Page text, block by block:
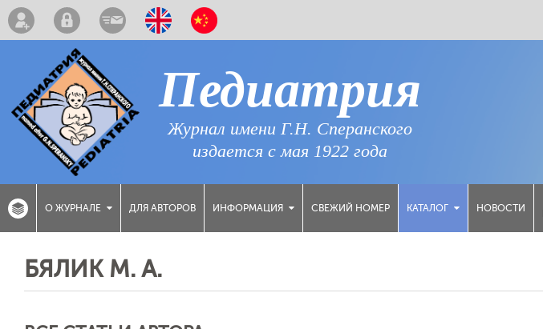
Педиатрия
Журнал имени Г.Н. Сперанского
издается с мая 1922 года
О ЖУРНАЛЕ ДЛЯ АВТОРОВ ИНФОРМАЦИЯ СВЕЖИЙ НОМЕР КАТАЛОГ НОВОСТИ
БЯЛИК M. A.